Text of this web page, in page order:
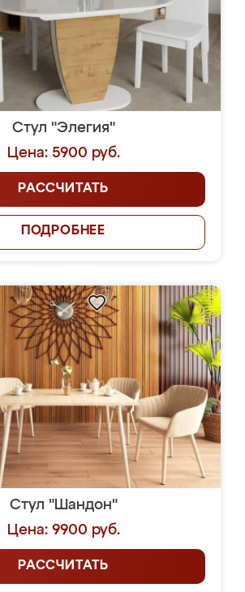
Стул "Элегия"
Цена: 5900 руб.
РАССЧИТАТЬ
ПОДРОБНЕЕ
Стул "Шандон"
Цена: 9900 руб.
РАССЧИТАТЬ